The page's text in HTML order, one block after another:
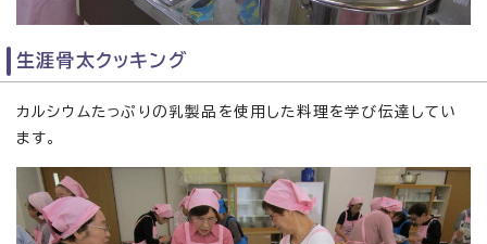
生涯骨太クッキング
カルシウムたっぷりの乳製品を使用した料理を学び伝達してい
ます。